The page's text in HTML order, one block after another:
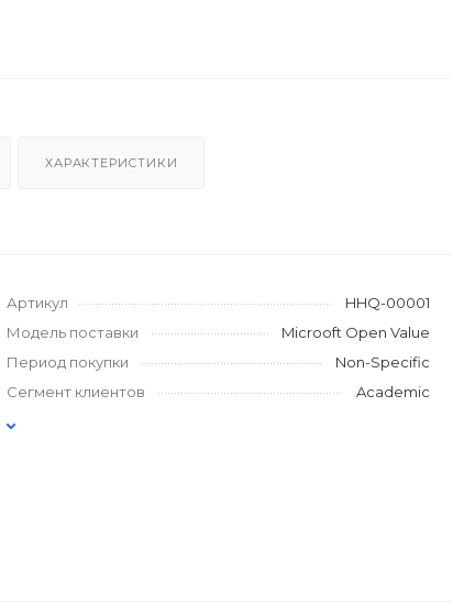
ХАРАКТЕРИСТИКИ
Артикул
HHQ-00001
Модель поставки
Microoft Open Value
Период покупки
Non-Specific
Сегмент клиентов
Academic